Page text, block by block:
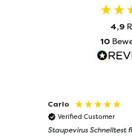
4,9
10
Carlo
Verified Customer
Staupevirus Schnelltest